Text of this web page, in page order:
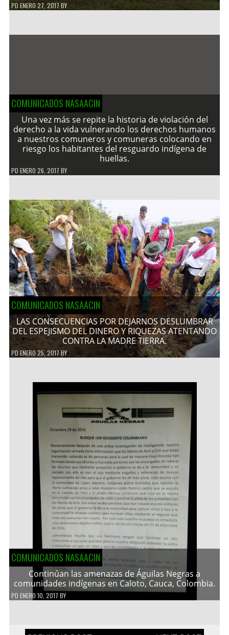
PDENERO 27, 2017 BY
COMUNICADOS NASAACIN
Una vez más se repite la historia de violación del
derecho a la vida vulnerando los derechos humanos
a nuestros comuneros y comuneras colocando en
riesgo los habitantes del resguardo indígena de
huellas.
PD ENERO 26, 2017 BY
COMUNICADOS NASAACIN
LAS CONSECUENCIAS POR DEJARNOS DESLUMBRAR
DEL ESPEJISMO DEL DINERO Y RIQUEZAS ATENTANDO
CONTRA LA MADRE TIERRA.
PDENERO 25, 2017BY
COMUNICADOS NASAACIN
Continúan las amenazas de Águilas Negras a
comunidades indígenas en Caloto, Cauca, Colombia.
PD ENERO 10, 2017 BY